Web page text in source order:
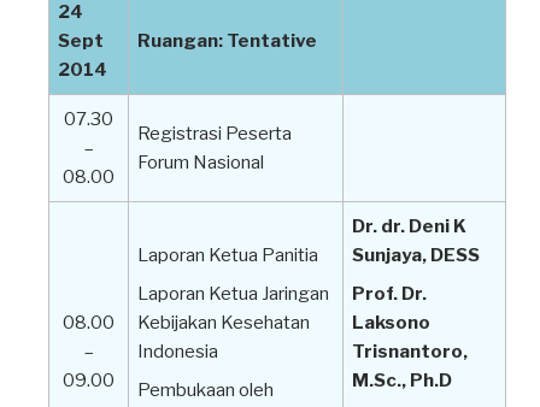
24
Sept
2014
Ruangan: Tentative
07.30
–
08.00
Registrasi Peserta
Forum Nasional
08.00
–
09.00
Laporan Ketua Panitia
Laporan Ketua Jaringan
Kebijakan Kesehatan
Indonesia
Pembukaan oleh
Dr. dr. Deni K
Sunjaya, DESS
Prof. Dr.
Laksono
Trisnantoro,
M.Sc., Ph.D